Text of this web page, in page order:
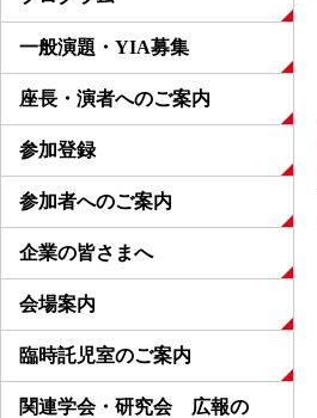
一般演題・YIA募集
座長・演者へのご案内
参加登録
参加者へのご案内
企業の皆さまへ
会場案内
臨時託児室のご案内
関連学会・研究会 広報の